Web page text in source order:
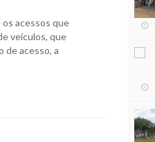
acessos que
veículos, que
de acesso, a